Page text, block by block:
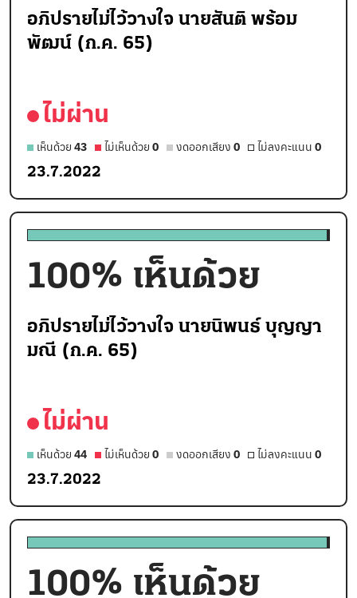
อภิปรายไม่ไว้วางใจ นายสันติ พร้อม
พัฒน์ (ก.ค. 65)
ไม่ผ่าน
เห็นด้วย 43 ไม่เห็นด้วย 0 งดออกเสียง 0 ไม่ลงคะแนน 0
23.7.2022
100% เห็นด้วย
อภิปรายไม่ไว้วางใจ นายนิพนธ์ บุญญา
มณี (ก.ค. 65)
ไม่ผ่าน
เห็นด้วย 44 ไม่เห็นด้วย 0 งดออกเสียง 0 ไม่ลงคะแนน 0
23.7.2022
100% เห็นด้วย